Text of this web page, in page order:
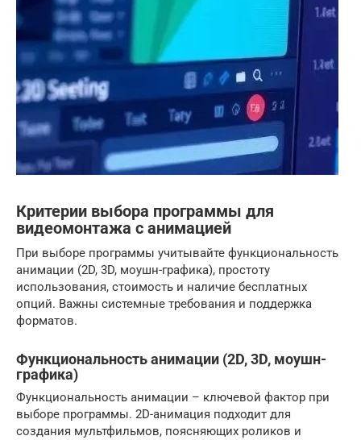
Критерии выбора программы для
видеомонтажа с анимацией
При выборе программы учитывайте функциональность
анимации (2D, 3D, моушн-графика), простоту
использования, стоимость и наличие бесплатных
опций. Важны системные требования и поддержка
форматов.
Функциональность анимации (2D, 3D, моушн-
графика)
Функциональность анимации – ключевой фактор при
выборе программы. 2D-анимация подходит для
создания мультфильмов, поясняющих роликов и